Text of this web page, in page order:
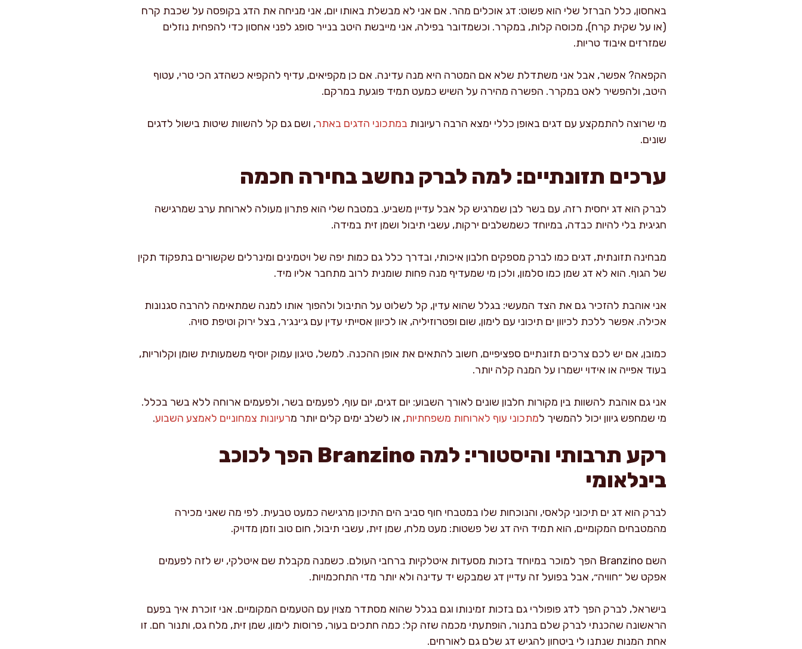
באחסון, כלל הברזל שלי הוא פשוט: דג אוכלים מהר. אם אני לא מבשלת באותו יום, אני מניחה את הדג בקופסה על שכבת קרח
(או על שקית קרח), מכוסה קלות, במקרר. וכשמדובר בפילה, אני מייבשת היטב בנייר סופג לפני אחסון כדי להפחית נוזלים
שמזרזים איבוד טריות.
הקפאה? אפשר, אבל אני משתדלת שלא אם המטרה היא מנה עדינה. אם כן מקפיאים, עדיף להקפיא כשהדג הכי טרי, עטוף
היטב, ולהפשיר לאט במקרר. הפשרה מהירה על השיש כמעט תמיד פוגעת במרקם.
מי שרוצה להתמקצע עם דגים באופן כללי ימצא הרבה רעיונות במתכוני הדגים באתר, ושם גם קל להשוות שיטות בישול לדגים
שונים.
ערכים תזונתיים: למה לברק נחשב בחירה חכמה
לברק הוא דג יחסית רזה, עם בשר לבן שמרגיש קל אבל עדיין משביע. במטבח שלי הוא פתרון מעולה לארוחת ערב שמרגישה
חגיגית בלי להיות כבדה, במיוחד כשמשלבים ירקות, עשבי תיבול ושמן זית במידה.
מבחינה תזונתית, דגים כמו לברק מספקים חלבון איכותי, ובדרך כלל גם כמות יפה של ויטמינים ומינרלים שקשורים בתפקוד תקין
של הגוף. הוא לא דג שמן כמו סלמון, ולכן מי שמעדיף מנה פחות שומנית לרוב מתחבר אליו מיד.
אני אוהבת להזכיר גם את הצד המעשי: בגלל שהוא עדין, קל לשלוט על התיבול ולהפוך אותו למנה שמתאימה להרבה סגנונות
אכילה. אפשר ללכת לכיוון ים תיכוני עם לימון, שום ופטרוזיליה, או לכיוון אסייתי עדין עם ג׳ינג׳ר, בצל ירוק וטיפת סויה.
כמובן, אם יש לכם צרכים תזונתיים ספציפיים, חשוב להתאים את אופן ההכנה. למשל, טיגון עמוק יוסיף משמעותית שומן וקלוריות,
בעוד אפייה או אידוי ישמרו על המנה קלה יותר.
אני גם אוהבת להשוות בין מקורות חלבון שונים לאורך השבוע: יום דגים, יום עוף, לפעמים בשר, ולפעמים ארוחה ללא בשר בכלל.
מי שמחפש גיוון יכול להמשיך למתכוני עוף לארוחות משפחתיות, או לשלב ימים קלים יותר מרעיונות צמחוניים לאמצע השבוע.
רקע תרבותי והיסטורי: למה Branzino הפך לכוכב
בינלאומי
לברק הוא דג ים תיכוני קלאסי, והנוכחות שלו במטבחי חוף סביב הים התיכון מרגישה כמעט טבעית. לפי מה שאני מכירה
מהמטבחים המקומיים, הוא תמיד היה דג של פשטות: מעט מלח, שמן זית, עשבי תיבול, חום טוב וזמן מדויק.
השם Branzino הפך למוכר במיוחד בזכות מסעדות איטלקיות ברחבי העולם. כשמנה מקבלת שם איטלקי, יש לזה לפעמים
אפקט של ״חוויה״, אבל בפועל זה עדיין דג שמבקש יד עדינה ולא יותר מדי התחכמויות.
בישראל, לברק הפך לדג פופולרי גם בזכות זמינותו וגם בגלל שהוא מסתדר מצוין עם הטעמים המקומיים. אני זוכרת איך בפעם
הראשונה שהכנתי לברק שלם בתנור, הופתעתי מכמה שזה קל: כמה חתכים בעור, פרוסות לימון, שמן זית, מלח גס, ותנור חם. זו
אחת המנות שנתנו לי ביטחון להגיש דג שלם גם לאורחים.